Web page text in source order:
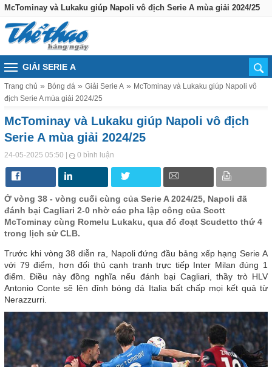
McTominay và Lukaku giúp Napoli vô địch Serie A mùa giải 2024/25
GIẢI SERIE A
Trang chủ Bóng đá Giải Serie A
McTominay và Lukaku giúp Napoli vô
địch Serie A mùa giải 2024/25
McTominay và Lukaku giúp Napoli vô địch
Serie A mùa giải 2024/25
24-05-2025 05:50 | 0 bình luận
Ở vòng 38 - vòng cuối cùng của Serie A 2024/25, Napoli đã
đánh bại Cagliari 2-0 nhờ các pha lập công của Scott
McTominay cùng Romelu Lukaku, qua đó đoạt Scudetto thứ 4
trong lịch sử CLB.
Trước khi vòng 38 diễn ra, Napoli đứng đầu bảng xếp hạng Serie A
với 79 điểm, hơn đối thủ cạnh tranh trực tiếp Inter Milan đúng 1
điểm. Điều này đồng nghĩa nếu đánh bại Cagliari, thầy trò HLV
Antonio Conte sẽ lên đỉnh bóng đá Italia bất chấp mọi kết quả từ
Nerazzurri.